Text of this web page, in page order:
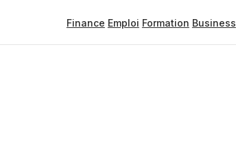
Finance Emploi Formation Business